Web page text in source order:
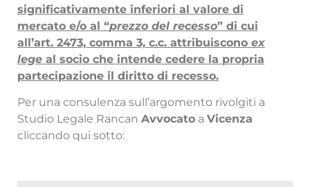
significativamente inferiori al valore di
mercato e/o al “prezzo del recesso” di cui
all’art. 2473, comma 3, c.c. attribuiscono ex
lege al socio che intende cedere la propria
partecipazione il diritto di recesso.
Per una consulenza sull’argomento rivolgiti a
Studio Legale Rancan Avvocato a Vicenza
cliccando qui sotto: